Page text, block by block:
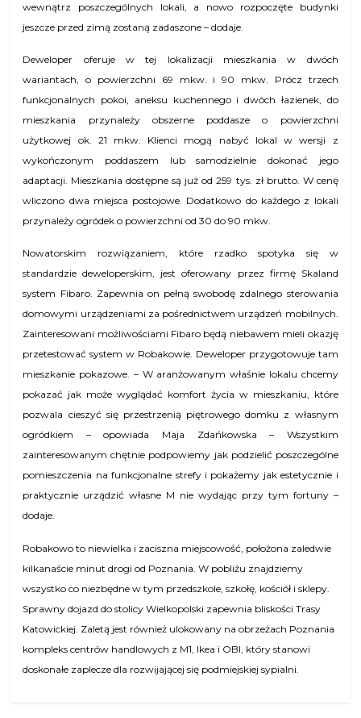
wewnątrz poszczególnych lokali, a nowo rozpoczęte budynki
jeszcze przed zimą zostaną zadaszone – dodaje.
Deweloper oferuje w tej lokalizacji mieszkania w dwóch
wariantach, o powierzchni 69 mkw. i 90 mkw. Prócz trzech
funkcjonalnych pokoi, aneksu kuchennego i dwóch łazienek, do
mieszkania przynależy obszerne poddasze o powierzchni
użytkowej ok. 21 mkw. Klienci mogą nabyć lokal w wersji z
wykończonym poddaszem lub samodzielnie dokonać jego
adaptacji. Mieszkania dostępne są już od 259 tys. zł brutto. W cenę
wliczono dwa miejsca postojowe. Dodatkowo do każdego z lokali
przynależy ogródek o powierzchni od 30 do 90 mkw.
Nowatorskim rozwiązaniem, które rzadko spotyka się w
standardzie deweloperskim, jest oferowany przez firmę Skaland
system Fibaro. Zapewnia on pełną swobodę zdalnego sterowania
domowymi urządzeniami za pośrednictwem urządzeń mobilnych.
Zainteresowani możliwościami Fibaro będą niebawem mieli okazję
przetestować system w Robakowie. Deweloper przygotowuje tam
mieszkanie pokazowe. – W aranżowanym właśnie lokalu chcemy
pokazać jak może wyglądać komfort życia w mieszkaniu, które
pozwala cieszyć się przestrzenią piętrowego domku z własnym
ogródkiem – opowiada Maja Zdańkowska – Wszystkim
zainteresowanym chętnie podpowiemy jak podzielić poszczególne
pomieszczenia na funkcjonalne strefy i pokażemy jak estetycznie i
praktycznie urządzić własne M nie wydając przy tym fortuny –
dodaje.
Robakowo to niewielka i zaciszna miejscowość, położona zaledwie
kilkanaście minut drogi od Poznania. W pobliżu znajdziemy
wszystko co niezbędne w tym przedszkole, szkołę, kościół i sklepy.
Sprawny dojazd do stolicy Wielkopolski zapewnia bliskości Trasy
Katowickiej. Zaletą jest również ulokowany na obrzeżach Poznania
kompleks centrów handlowych z M1, Ikea i OBI, który stanowi
doskonałe zaplecze dla rozwijającej się podmiejskiej sypialni.